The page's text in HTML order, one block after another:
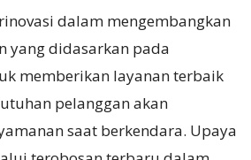
dalam mengembangkan
yang didasarkan pada
memberikan layanan terbaik
pelanggan akan
saat berkendara. Upaya